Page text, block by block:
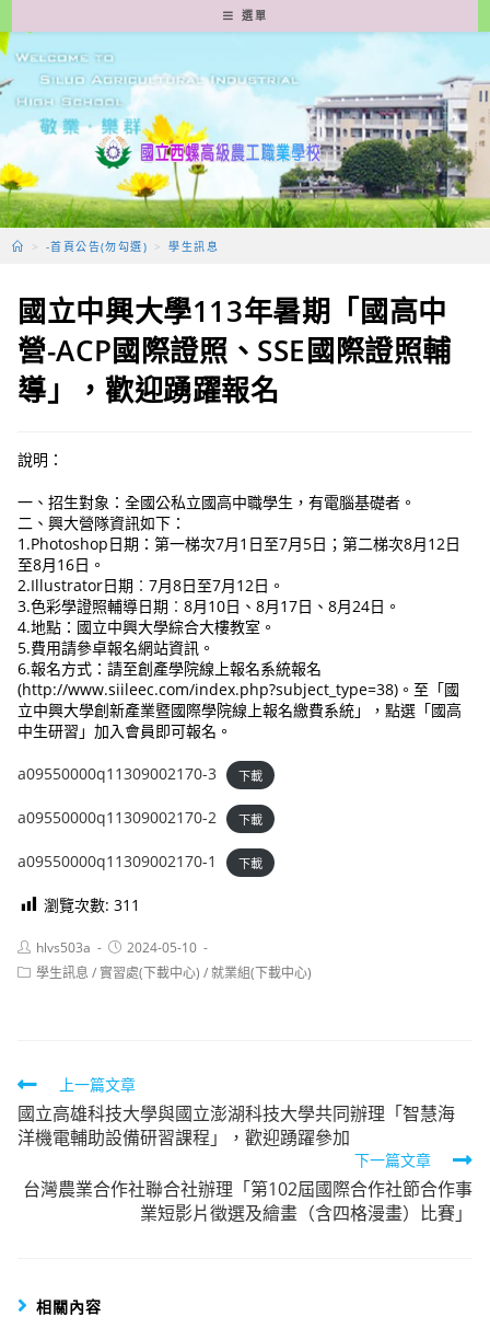
轉
至
要
容
選單
> -首頁公告(勿勾選) > 學生訊息
國立中興大學113年暑期「國高中
營-ACP國際證照、SSE國際證照輔
導」，歡迎踴躍報名
說明：
一、招生對象：全國公私立國高中職學生，有電腦基礎者。
二、興大營隊資訊如下：
1.Photoshop日期：第一梯次7月1日至7月5日；第二梯次8月12日
至8月16日。
2.Illustrator日期︰7月8日至7月12日。
3.色彩學證照輔導日期︰8月10日、8月17日、8月24日。
4.地點：國立中興大學綜合大樓教室。
5.費用請參卓報名網站資訊。
6.報名方式：請至創產學院線上報名系統報名
(http://www.siileec.com/index.php?subject_type=38)。至「國
立中興大學創新產業暨國際學院線上報名繳費系統」，點選「國高
中生研習」加入會員即可報名。
a09550000q11309002170-3 下載
a09550000q11309002170-2 下載
a09550000q11309002170-1 下載
瀏覽次數: 311
Post
author:
hlvs503a
Post
published:
2024-05-10
Post學生訊息 / 實習處(下載中心) /就業組(下載中心)
Read
more
articles
上一篇文章
國立高雄科技大學與國立澎湖科技大學共同辦理「智慧海
洋機電輔助設備研習課程」，歡迎踴躍參加
下一篇文章
台灣農業合作社聯合社辦理「第102屆國際合作社節合作事
業短影片徵選及繪畫（含四格漫畫）比賽」
相關內容